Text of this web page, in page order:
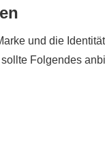
und die
Folgendes